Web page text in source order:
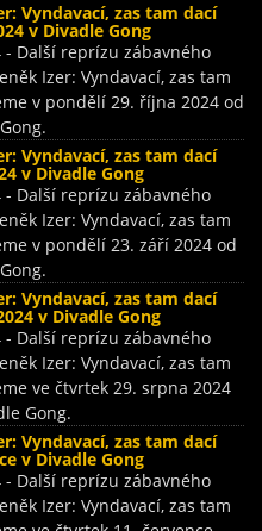
Vyndavací, zas tam dací
v Divadle Gong
- Další reprízu zábavného
Izer: Vyndavací, zas tam
v pondělí 29. října 2024 od
Vyndavací, zas tam dací
v Divadle Gong
- Další reprízu zábavného
Izer: Vyndavací, zas tam
v pondělí 23. září 2024 od
Vyndavací, zas tam dací
v Divadle Gong
- Další reprízu zábavného
Izer: Vyndavací, zas tam
ve čtvrtek 29. srpna 2024
Gong.
Vyndavací, zas tam dací
v Divadle Gong
- Další reprízu zábavného
Izer: Vyndavací, zas tam